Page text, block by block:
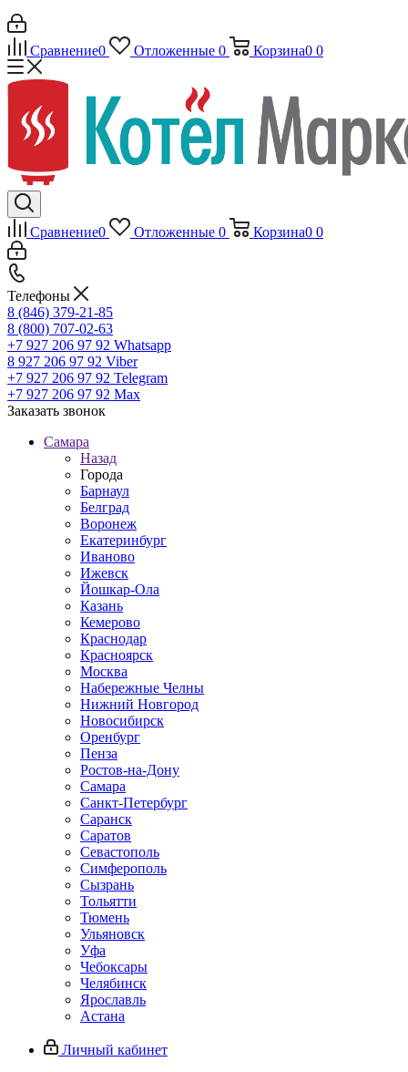
Сравнение0 Отложенные 0 Корзина0 0
Сравнение0 Отложенные 0 Корзина0 0
Телефоны
8 (846) 379-21-85
8 (800) 707-02-63
+7 927 206 97 92 Whatsapp
8 927 206 97 92 Viber
+7 927 206 97 92 Telegram
+7 927 206 97 92 Max
Заказать звонок
Самара
Назад
Города
Барнаул
Белград
Воронеж
Екатеринбург
Иваново
Ижевск
Йошкар-Ола
Казань
Кемерово
Краснодар
Красноярск
Москва
Набережные Челны
Нижний Новгород
Новосибирск
Оренбург
Пенза
Ростов-на-Дону
Самара
Санкт-Петербург
Саранск
Саратов
Севастополь
Симферополь
Сызрань
Тольятти
Тюмень
Ульяновск
Уфа
Чебоксары
Челябинск
Ярославль
Астана
Личный кабинет